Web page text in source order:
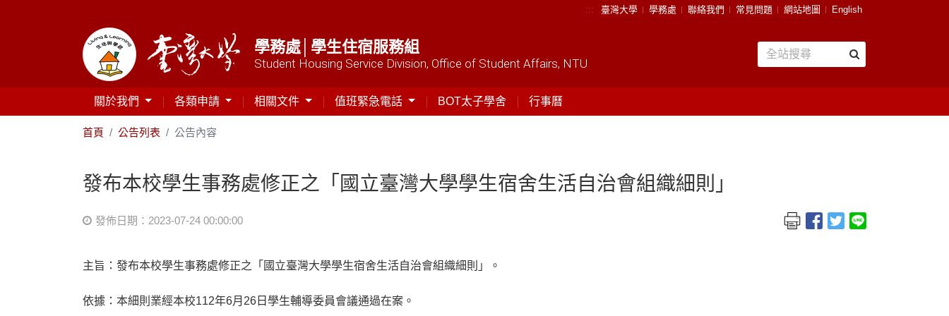
::: 臺灣大學 學務處 聯絡我們 常見問題 網站地圖 English
學務處│學生住宿服務組
Student Housing Service Division, Office of Student Affairs, NTU
關於我們 各類申請 相關文件 值班緊急電話 BOT太子學舍 行事曆
首頁 公告列表 公告內容
發布本校學生事務處修正之「國立臺灣大學學生宿舍生活自治會組織細則」
發佈日期：2023-07-24 00:00:00
主旨：​發布本校學生事務處修正之「國立臺灣大學學生宿舍生活自治會組織細則」。
依據：​本細則業經本校112年6月26日學生輔導委員會議通過在案。